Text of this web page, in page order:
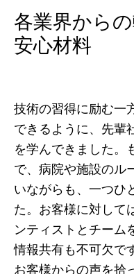
各業界から
安心材料
技術の習得に励む一
できるように、先輩
を学んできました。
で、病院や施設のル
いながらも、一つひ
た。お客様に対して
ンティストとチーム
情報共有も不可欠で
お客様からの声を拾